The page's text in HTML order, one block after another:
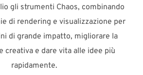
gli strumenti Chaos, combinando
di rendering e visualizzazione per
di grande impatto, migliorare la
creativa e dare vita alle idee più
rapidamente.